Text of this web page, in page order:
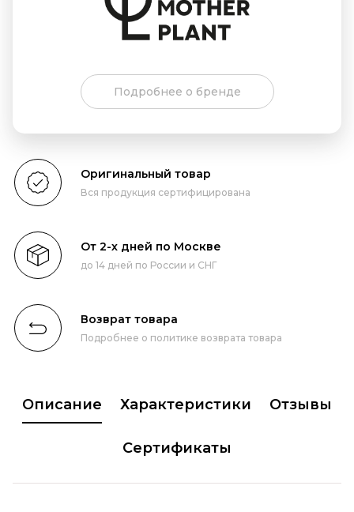
Подробнее о бренде
Оригинальный товар
Вся продукция сертифицирована
От 2-х дней по Москве
до 14 дней по России и СНГ
Возврат товара
Подробнее о политике возврата товара
Описание Характеристики Отзывы
Сертификаты